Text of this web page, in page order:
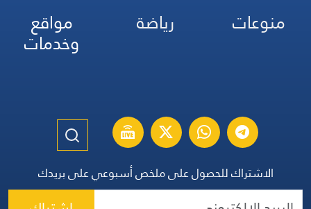
منوعات
رياضة مواقع
وخدمات
الاشتراك للحصول على ملخص أسبوعي على بريدك